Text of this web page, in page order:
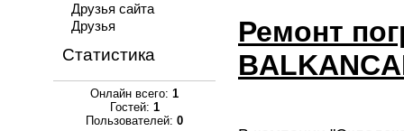
Друзья сайта
Друзья
Статистика
Онлайн всего: 1
Гостей: 1
Пользователей: 0
Ремонт